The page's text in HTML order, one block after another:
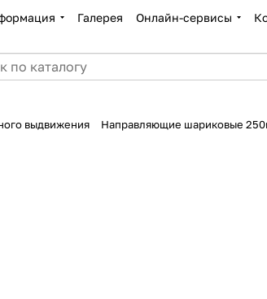
Галерея Онлайн-сервисы
выдвижения
Направляющие шариковые